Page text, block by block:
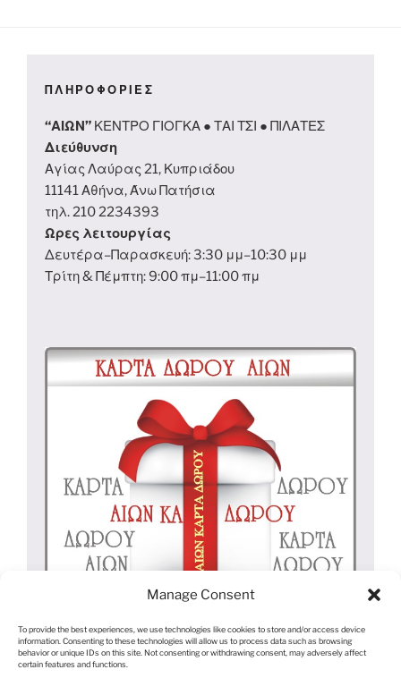
Manage Consent
To provide the best experiences, we use technologies like cookies to store and/or access device
information. Consenting to these technologies will allow us to process data such as browsing
behavior or unique IDs on this site. Not consenting or withdrawing consent, may adversely affect
certain features and functions.
ΠΛΗΡΟΦΟΡΙΕΣ
“ΑΙΩΝ” ΚΕΝΤΡΟ ΓΙΟΓΚΑ ● ΤΑΙ ΤΣΙ ● ΠΙΛΑΤΕΣ
Διεύθυνση
Αγίας Λαύρας 21, Κυπριάδου
11141 Αθήνα, Άνω Πατήσια
τηλ. 210 2234393
Ωρες λειτουργίας
Δευτέρα–Παρασκευή: 3:30 μμ–10:30 μμ
Τρίτη & Πέμπτη: 9:00 πμ–11:00 πμ